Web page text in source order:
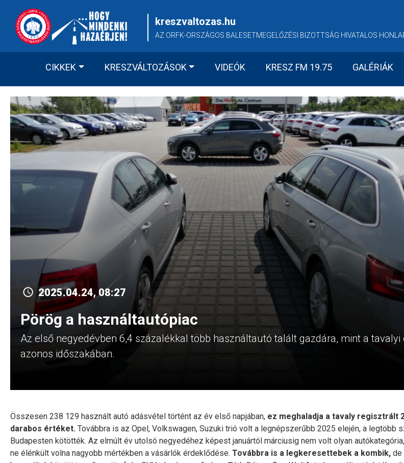
content
kreszvaltozas.hu
AZ ORFK-ORSZÁGOS BALESETMEGELŐZÉSI BIZOTTSÁG HIVATALOS
CIKKEK KRESZVÁLTOZÁSOK VIDEÓK KRESZ FM 19.75 GALÉRIÁK
2025.04.24, 08:27
Pörög a használtautópiac
Az első negyedévben 6,4 százalékkal több használtautó talált gazdára, mint a tavalyi
azonos időszakában.
Összesen 238 129 használt autó adásvétel történt az év első napjában, ez meghaladja a tavaly regisztrált
darabos értéket. Továbbra is az Opel, Volkswagen, Suzuki trió volt a legnépszerűbb 2025 elején, a legtöbb
Budapesten kötötték. Az elmúlt év utolsó negyedéhez képest januártól márciusig nem volt olyan
ne élénkült volna nagyobb mértékben a vásárlók érdeklődése. Továbbra is a legkeresettebek a kombik, de